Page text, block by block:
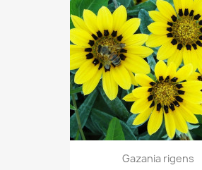
Gazania rigens